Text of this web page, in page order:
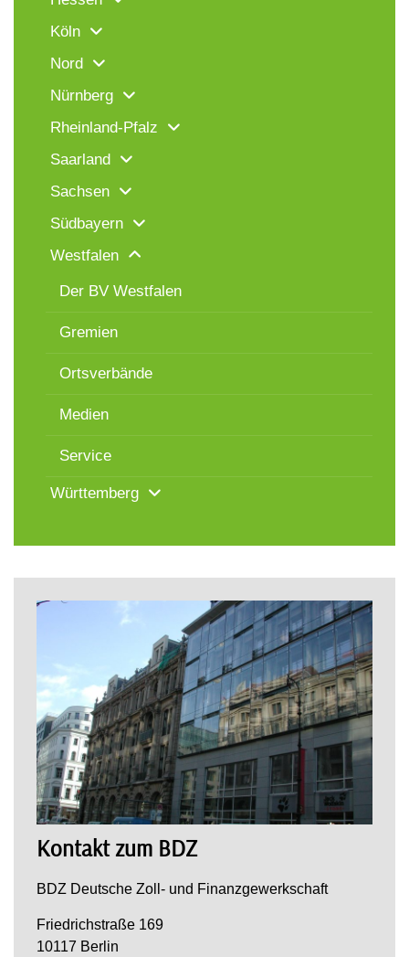
Köln
Nord
Nürnberg
Rheinland-Pfalz
Saarland
Sachsen
Südbayern
Westfalen
Der BV Westfalen
Gremien
Ortsverbände
Medien
Service
Württemberg
Kontakt zum BDZ
BDZ Deutsche Zoll- und Finanzgewerkschaft
Friedrichstraße 169
10117 Berlin